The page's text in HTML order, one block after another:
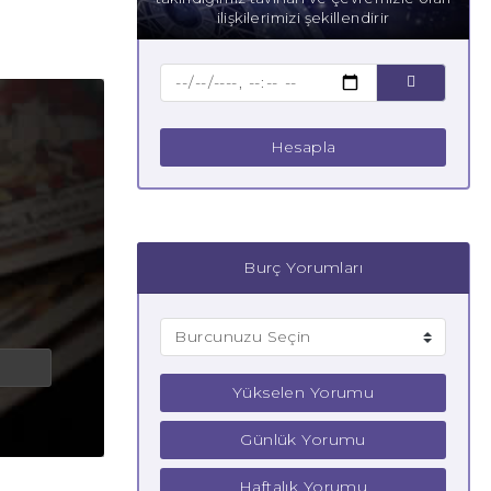
ilişkilerimizi şekillendirir
Hesapla
Burç Yorumları
Yükselen Yorumu
Günlük Yorumu
Haftalık Yorumu